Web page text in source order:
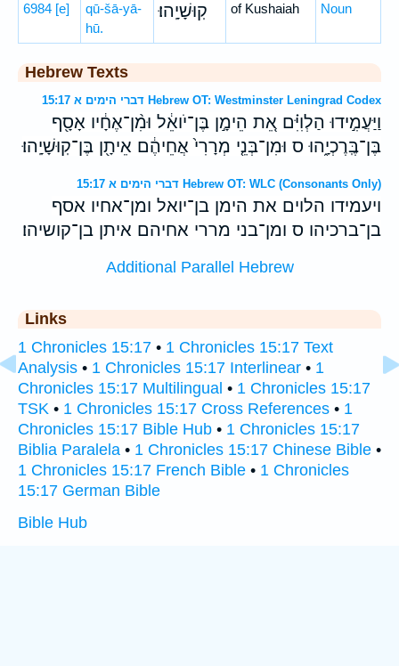
6984 [e]
qū-šā-yā-
hū.
קֽוּשָׁיָֽהוּ׃ of Kushaiah Noun
Hebrew Texts
דברי הימים א 15:17 Hebrew OT: Westminster Leningrad Codex
וַיַּעֲמִ֣ידוּ הַלְוִיִּ֗ם אֵ֚ת הֵימָ֣ן בֶּן־יֹואֵ֔ל וּמִ֨ן־אֶחָ֔יו אָסָ֖ף
בֶּן־בֶּֽרֶכְיָ֑הוּ ס וּמִן־בְּנֵ֤י מְרָרִי֙ אֲחֵיהֶ֔ם אֵיתָ֖ן בֶּן־קֽוּשָׁיָֽהוּ׃
דברי הימים א 15:17 Hebrew OT: WLC (Consonants Only)
ויעמידו הלוים את הימן בן־יואל ומן־אחיו אסף
בן־ברכיהו ס ומן־בני מררי אחיהם איתן בן־קושיהו׃
Additional Parallel Hebrew
Links
1 Chronicles 15:17 • 1 Chronicles 15:17 Text
Analysis • 1 Chronicles 15:17 Interlinear • 1
Chronicles 15:17 Multilingual • 1 Chronicles 15:17
TSK • 1 Chronicles 15:17 Cross References • 1
Chronicles 15:17 Bible Hub • 1 Chronicles 15:17
Biblia Paralela • 1 Chronicles 15:17 Chinese Bible •
1 Chronicles 15:17 French Bible • 1 Chronicles
15:17 German Bible
Bible Hub